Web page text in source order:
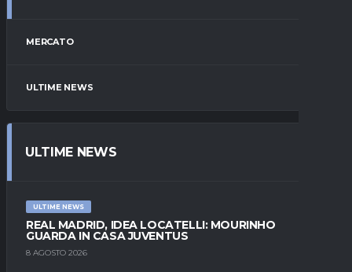
MERCATO
ULTIME NEWS
ULTIME NEWS
ULTIME NEWS
REAL MADRID, IDEA LOCATELLI: MOURINHO
GUARDA IN CASA JUVENTUS
8 AGOSTO 2026